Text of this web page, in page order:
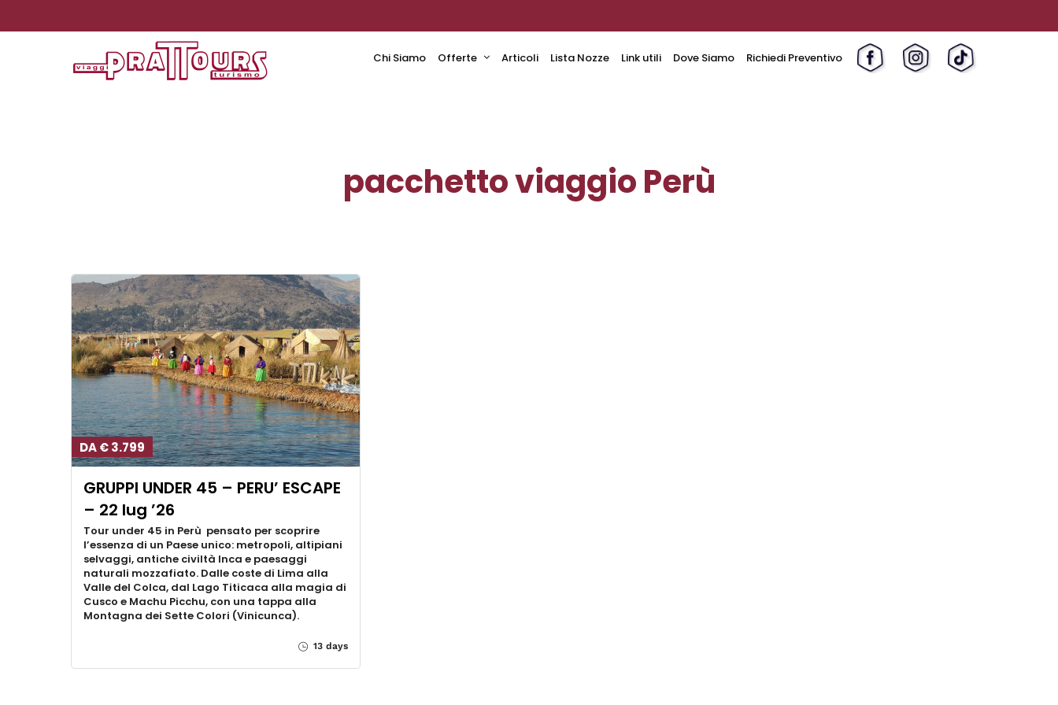
Chi Siamo Offerte Articoli Lista Nozze Link utili Dove Siamo Richiedi Preventivo
pacchetto viaggio Perù
DA € 3.799
GRUPPI UNDER 45 – PERU’ ESCAPE
– 22 lug ’26
Tour under 45 in Perù pensato per scoprire
l’essenza di un Paese unico: metropoli, altipiani
selvaggi, antiche civiltà Inca e paesaggi
naturali mozzafiato. Dalle coste di Lima alla
Valle del Colca, dal Lago Titicaca alla magia di
Cusco e Machu Picchu, con una tappa alla
Montagna dei Sette Colori (Vinicunca).
13 days